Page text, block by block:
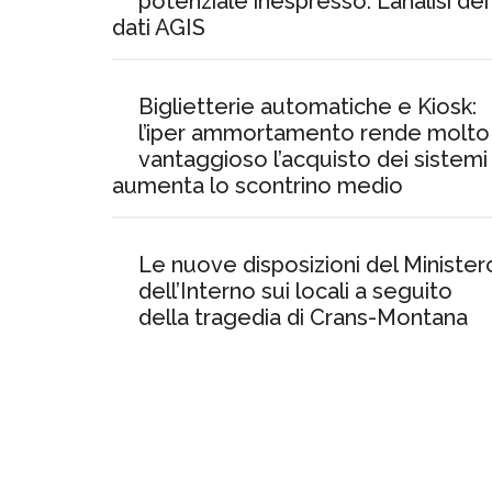
dati AGIS
Biglietterie automatiche e Kiosk:
l’iper ammortamento rende molto
vantaggioso l’acquisto dei
aumenta lo scontrino medio
Le nuove disposizioni del
dell’Interno sui locali a seguito
della tragedia di Crans-Montana